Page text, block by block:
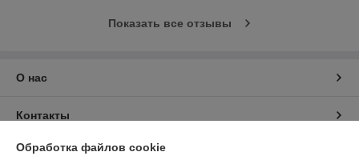
Показать все отзывы
О нас
Контакты
Доставка и оплата
Обработка файлов cookie